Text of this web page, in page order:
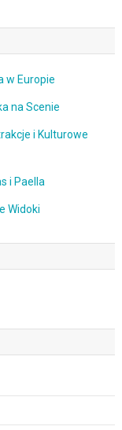
w Europie
na Scenie
i Kulturowe
i Paella
Widoki